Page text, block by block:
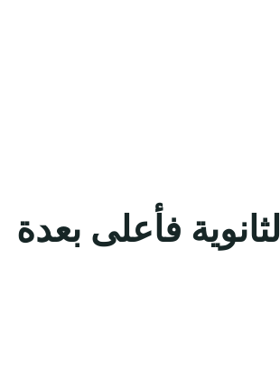
لحملة الثانوية فأعلى بعدة